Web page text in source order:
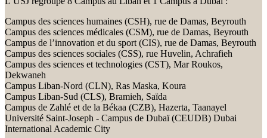
Campus des sciences humaines (CSH), rue de Damas, Beyrouth
Campus des sciences médicales (CSM), rue de Damas, Beyrouth
Campus de l’innovation et du sport (CIS), rue de Damas, Beyrouth
Campus des sciences sociales (CSS), rue Huvelin, Achrafieh
Campus des sciences et technologies (CST), Mar Roukos,
Dekwaneh
Campus Liban-Nord (CLN), Ras Maska, Koura
Campus Liban-Sud (CLS), Bramieh, Saïda
Campus de Zahlé et de la Békaa (CZB), Hazerta, Taanayel
Université Saint-Joseph - Campus de Dubaï (CEUDB) Dubai
International Academic City